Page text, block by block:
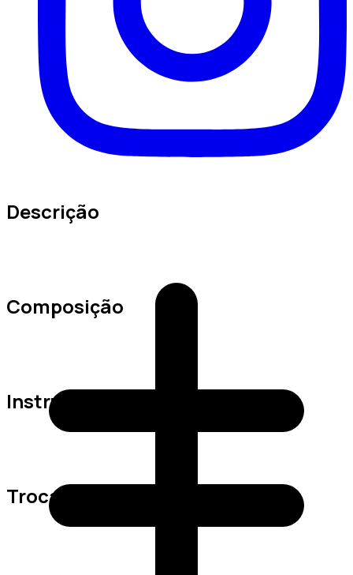
Descrição
Composição
Instruções de Lavagem
Trocas e Devoluções